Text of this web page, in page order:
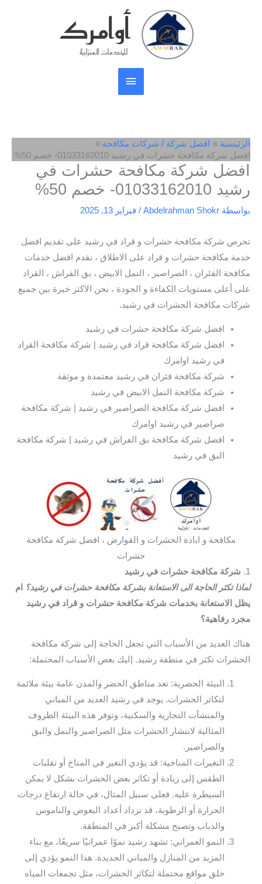
أوامرك
للخدمات المنزلية
القائمة
الرئيسية
الرئيسية
افضل شركة / شركات مكافحة
افضل شركة مكافحة حشرات في رشيد 01033162010- خصم 50%
افضل شركة مكافحة حشرات في
رشيد 01033162010- خصم 50%
بواسطة Abdelrahman Shokr
/ فبراير 13, 2025
تحرص شركة مكافحة حشرات و قراد في رشيد على تقديم افضل
خدمة مكافحة حشرات و قراد على الاطلاق ، نقدم افضل خدمات
مكافحة الفئران ، الصراصير ، النمل الابيض ، بق الفراش ، القراد
على أعلى مستويات الكفاءة و الجودة ، نحن الاكثر خبرة بين جميع
شركات مكافحة الحشرات في رشيد.
افضل شركة مكافحة حشرات في رشيد
افضل شركة مكافحة قراد في رشيد | شركة مكافحة القراد
في رشيد اوامرك
شركة مكافحة فئران في رشيد معتمدة و موثقة
شركة مكافحة النمل الابيض في رشيد
افضل شركة مكافحة الصراصير في رشيد | شركة مكافحة
صراصير في رشيد اوامرك
افضل شركة مكافحة بق الفراش في رشيد | شركة مكافحة
البق في رشيد
مكافحة و ابادة الحشرات و القوارض ، افضل شركة مكافحة
حشرات
1.
شركة مكافحة حشرات في رشيد
لماذا تكثر الحاجة الى الاستعانة بشركة مكافحة حشرات في رشيد؟
ام
يظل الاستعانة بخدمات شركة مكافحة حشرات و قراد في رشيد
مجرد رفاهية؟
هناك العديد من الأسباب التي تجعل الحاجة إلى شركة مكافحة
الحشرات تكثر في منطقة رشيد. إليك بعض الأسباب المحتملة:
البيئة الحضرية: تعد مناطق الحضر والمدن عامة بيئة ملائمة
لتكاثر الحشرات. يوجد في رشيد العديد من المباني
والمنشآت التجارية والسكنية، وتوفر هذه البيئة الظروف
المثالية لانتشار الحشرات مثل الصراصير والنمل والبق
والصراصير.
التغيرات المناخية: قد يؤدي التغير في المناخ أو تقلبات
الطقس إلى زيادة أو تكاثر بعض الحشرات بشكل لا يمكن
السيطرة عليه. فعلى سبيل المثال، في حالة ارتفاع درجات
الحرارة أو الرطوبة، قد تزداد أعداد البعوض والناموس
والذباب وتصبح مشكلة أكبر في المنطقة.
النمو العمراني: تشهد رشيد نموًا عمرانيًا سريعًا، مع بناء
المزيد من المنازل والمباني الجديدة. هذا النمو يؤدي إلى
خلق مواقع محتملة لتكاثر الحشرات، مثل تجمعات المياه